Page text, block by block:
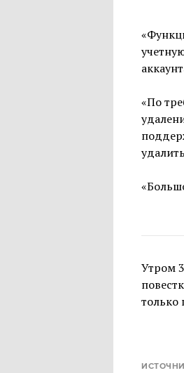
«По
Утром
только